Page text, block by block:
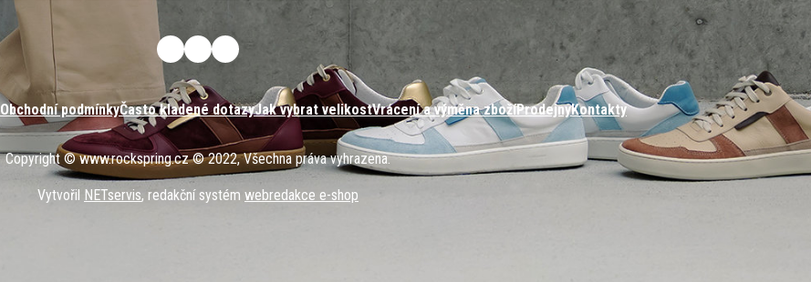
Obchodní podmínkyČasto kladené dotazyJak vybrat velikostVrácení a výměna zbožíProdejnyKontakty
Copyright © www.rockspring.cz © 2022, Všechna práva vyhrazena.
Vytvořil NETservis, redakční systém webredakce e-shop